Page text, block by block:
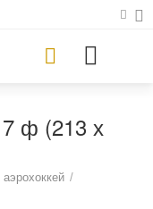
ф (213 х
/